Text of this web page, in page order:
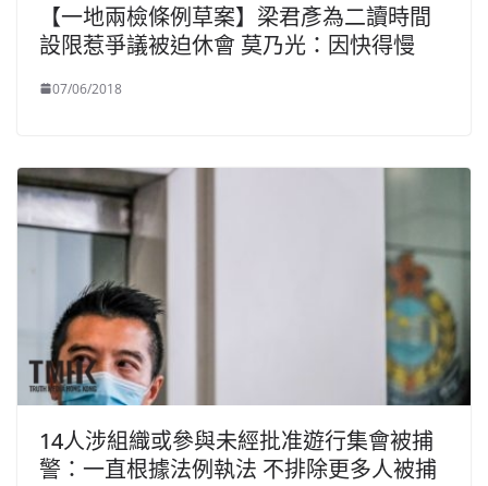
【一地兩檢條例草案】梁君彥為二讀時間
設限惹爭議被迫休會 莫乃光：因快得慢
07/06/2018
14人涉組織或參與未經批准遊行集會被捕
警：一直根據法例執法 不排除更多人被捕